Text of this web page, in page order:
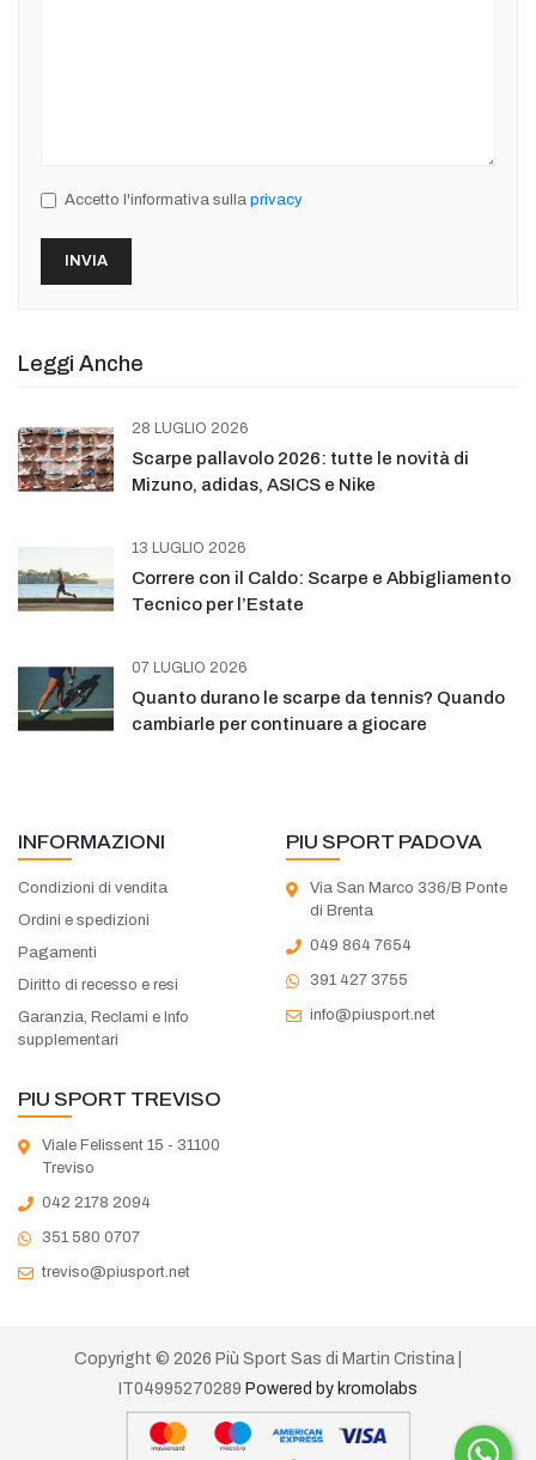
Accetto l'informativa sulla privacy
Leggi Anche
28 LUGLIO 2026
Scarpe pallavolo 2026: tutte le novità di
Mizuno, adidas, ASICS e Nike
13 LUGLIO 2026
Correre con il Caldo: Scarpe e Abbigliamento
Tecnico per l’Estate
07 LUGLIO 2026
Quanto durano le scarpe da tennis? Quando
cambiarle per continuare a giocare
INFORMAZIONI
Condizioni di vendita
Ordini e spedizioni
Pagamenti
Diritto di recesso e resi
Garanzia, Reclami e Info
supplementari
PIU SPORT PADOVA
Via San Marco 336/B Ponte
di Brenta
049 864 7654
391 427 3755
info@piusport.net
PIU SPORT TREVISO
Viale Felissent 15 - 31100
Treviso
042 2178 2094
351 580 0707
treviso@piusport.net
Copyright © 2026 Più Sport Sas di Martin Cristina |
IT04995270289 Powered by kromolabs